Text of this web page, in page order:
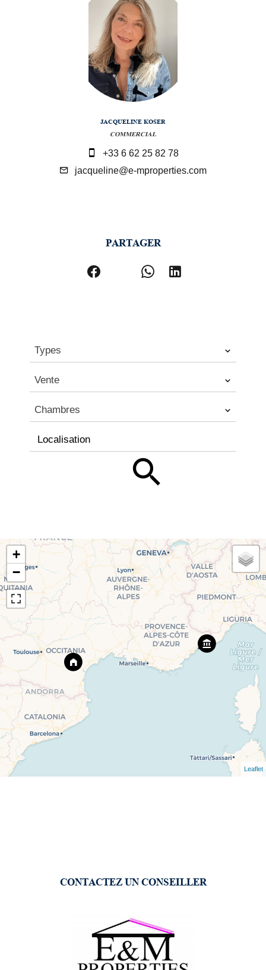
JACQUELINE KOSER
COMMERCIAL
+33 6 62 25 82 78
jacqueline@e-mproperties.com
PARTAGER
Types
Vente
Chambres
Localisation
+
−
Leaflet
CONTACTEZ UN CONSEILLER